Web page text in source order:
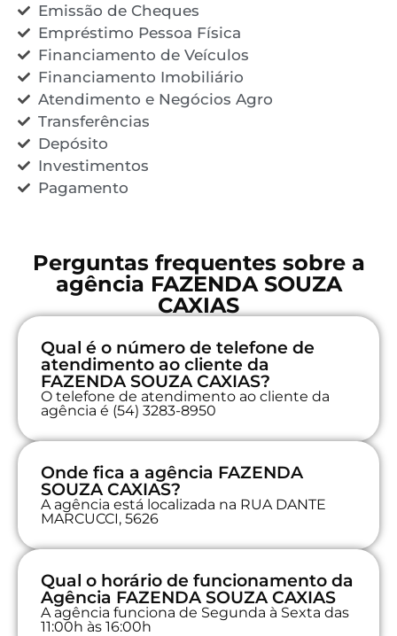
Emissão de Cheques
Empréstimo Pessoa Física
Financiamento de Veículos
Financiamento Imobiliário
Atendimento e Negócios Agro
Transferências
Depósito
Investimentos
Pagamento
Perguntas frequentes sobre a
agência FAZENDA SOUZA
CAXIAS
Qual é o número de telefone de
atendimento ao cliente da
FAZENDA SOUZA CAXIAS?
O telefone de atendimento ao cliente da
agência é (54) 3283-8950
Onde fica a agência FAZENDA
SOUZA CAXIAS?
A agência está localizada na RUA DANTE
MARCUCCI, 5626
Qual o horário de funcionamento da
Agência FAZENDA SOUZA CAXIAS
A agência funciona de Segunda à Sexta das
11:00h às 16:00h